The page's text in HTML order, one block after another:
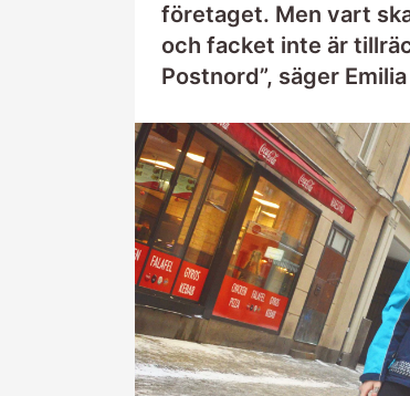
företaget. Men vart
och facket inte är
Postnord”, säger